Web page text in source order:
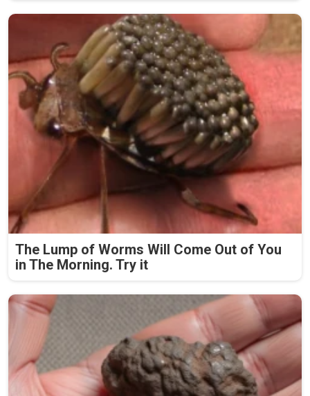
The Lump of Worms Will Come Out of You
in The Morning. Try it